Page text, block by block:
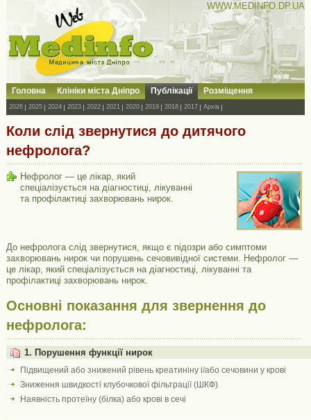
WWW.MEDINFO.DP.UA
Головна Клініки міста Дніпро Публікації Розміщення
2026 2025 2024 2023 2022 2021 2020 2019 2018 2017 Архів
Коли слід звернутися до дитячого
нефролога?
Нефролог — це лікар, який
спеціалізується на діагностиці, лікуванні
та профілактиці захворювань нирок.
До нефролога слід звернутися, якщо є підозри або симптоми
захворювань нирок чи порушень сечовивідної системи. Нефролог —
це лікар, який спеціалізується на діагностиці, лікуванні та
профілактиці захворювань нирок.
Основні показання для звернення до
нефролога:
1. Порушення функції нирок
Підвищений або знижений рівень креатиніну і/або сечовини у крові
Зниження швидкості клубочкової фільтрації (ШКФ)
Наявність протеїну (білка) або крові в сечі